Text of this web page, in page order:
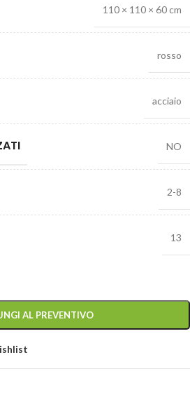
110 × 110 × 60 cm
rosso
acciaio
NO
2-8
13
AL PREVENTIVO